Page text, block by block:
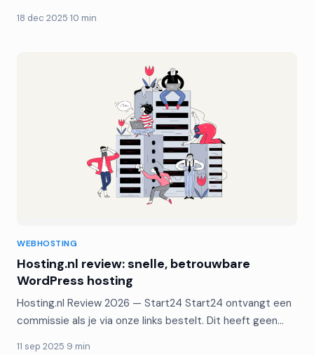
18 dec 2025·10 min
WEBHOSTING
Hosting.nl review: snelle, betrouwbare
WordPress hosting
Hosting.nl Review 2026 — Start24 Start24 ontvangt een
commissie als je via onze links bestelt. Dit heeft geen…
11 sep 2025·9 min